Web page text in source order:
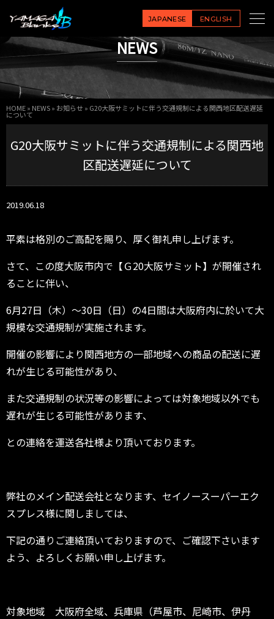
JAPANESE ENGLISH
NEWS
HOME» NEWS» お知らせ » G20大阪サミットに伴う交通規制による関西地区配送遅延
について
G20大阪サミットに伴う交通規制による関西地
区配送遅延について
2019.06.18
平素は格別のご高配を賜り、厚く御礼申し上げます。
さて、この度大阪市内で【Ｇ20大阪サミット】が開催され
ることに伴い、
6月27日（木）～30日（日）の4日間は大阪府内に於いて大
規模な交通規制が実施されます。
開催の影響により関西地方の一部地域への商品の配送に遅
れが生じる可能性があり、
また交通規制の状況等の影響によっては対象地域以外でも
遅れが生じる可能性があります、
との連絡を運送各社様より頂いております。
弊社のメイン配送会社となります、セイノースーパーエク
スプレス様に関しましては、
下記の通りご連絡頂いておりますので、ご確認下さいます
よう、よろしくお願い申し上げます。
対象地域 大阪府全域、兵庫県（芦屋市、尼崎市、伊丹